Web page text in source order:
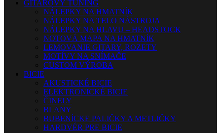
GITAROVÝ TUNING
NÁLEPKY NA HMATNÍK
NÁLEPKY NA TELO NÁSTROJA
NÁLEPKY NA HLAVU – HEADSTOCK
NOTOVÁ MAPA NA HMATNÍK
LEMOVANIE GITARY, ROZETY
MOTÍVY NA SNÍMAČE
CUSTOM VÝROBA
BICIE
AKUSTICKÉ BICIE
ELEKTRONICKÉ BICIE
ČINELY
BLANY
BUBENÍCKE PALIČKY A METLIČKY
HARDVÉR PRE BICIE